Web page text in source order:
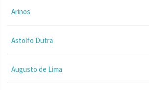
Arinos
Astolfo Dutra
Augusto de Lima